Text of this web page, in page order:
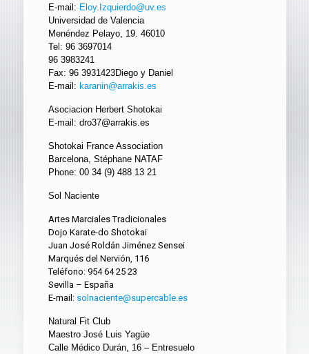
E-mail: Eloy.Izquierdo@uv.es
Universidad de Valencia
Menéndez Pelayo, 19. 46010
Tel: 96 3697014
96 3983241
Fax: 96 3931423Diego y Daniel
E-mail: karanin@arrakis.es
Asociacion Herbert Shotokai
E-mail: dro37@arrakis.es
Shotokai France Association
Barcelona, Stéphane NATAF
Phone: 00 34 (9) 488 13 21
Sol Naciente
Artes Marciales Tradicionales
Dojo Karate-do Shotokai
Juan José Roldán Jiménez Sensei
Marqués del Nervión, 116
Teléfono: 954 64 25 23
Sevilla – España
E-mail: solnaciente@supercable.es
Natural Fit Club
Maestro José Luis Yagüe
Calle Médico Durán, 16 – Entresuelo